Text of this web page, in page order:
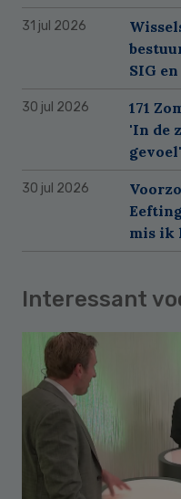
31 jul 2026
SIG en
30 jul 2026
171
'In de
gevoel'
30 jul 2026
mis ik
Interessant